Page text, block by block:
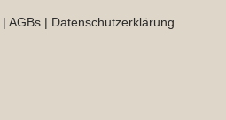
| AGBs | Datenschutzerklärung